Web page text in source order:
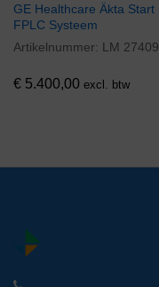
GE Healthcare Äkta Start
FPLC Systeem
Artikelnummer: LM 27409
€ 5.400,00 excl. btw